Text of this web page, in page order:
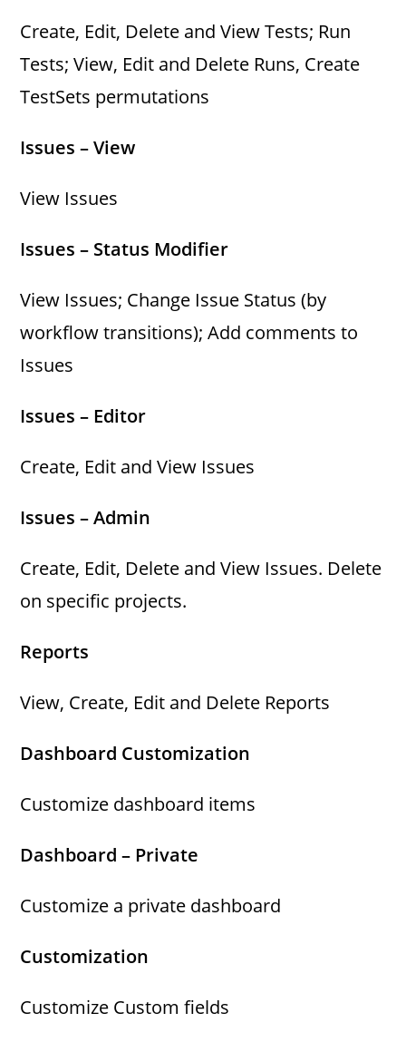
Create, Edit, Delete and View Tests; Run
Tests; View, Edit and Delete Runs, Create
TestSets permutations
Issues – View
View Issues
Issues – Status Modifier
View Issues; Change Issue Status (by
workflow transitions); Add comments to
Issues
Issues – Editor
Create, Edit and View Issues
Issues – Admin
Create, Edit, Delete and View Issues. Delete
on specific projects.
Reports
View, Create, Edit and Delete Reports
Dashboard Customization
Customize dashboard items
Dashboard – Private
Customize a private dashboard
Customization
Customize Custom fields